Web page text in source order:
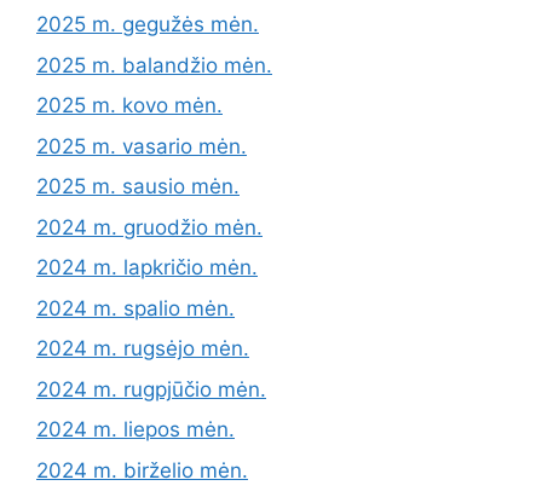
2025 m. gegužės mėn.
2025 m. balandžio mėn.
2025 m. kovo mėn.
2025 m. vasario mėn.
2025 m. sausio mėn.
2024 m. gruodžio mėn.
2024 m. lapkričio mėn.
2024 m. spalio mėn.
2024 m. rugsėjo mėn.
2024 m. rugpjūčio mėn.
2024 m. liepos mėn.
2024 m. birželio mėn.